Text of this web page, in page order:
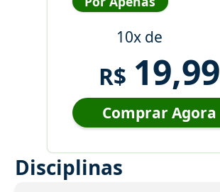
10x de
R$ 19,99
Comprar Agora
Disciplinas